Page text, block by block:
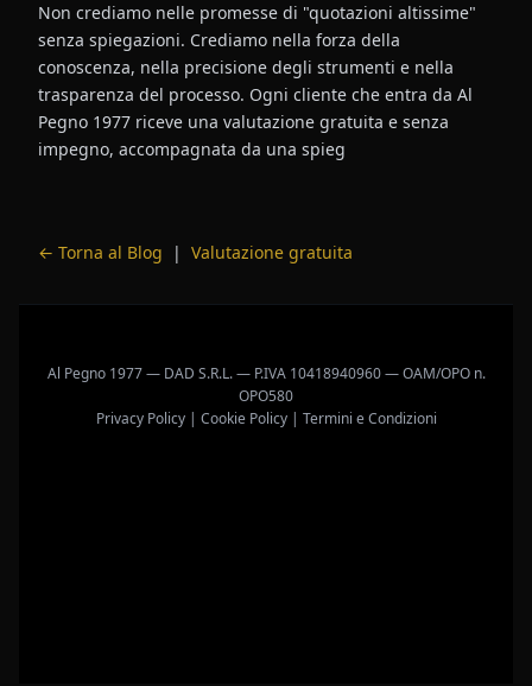
Non crediamo nelle promesse di "quotazioni altissime"
senza spiegazioni. Crediamo nella forza della
conoscenza, nella precisione degli strumenti e nella
trasparenza del processo. Ogni cliente che entra da Al
Pegno 1977 riceve una valutazione gratuita e senza
impegno, accompagnata da una spieg
← Torna al Blog | Valutazione gratuita
Al Pegno 1977 — DAD S.R.L. — P.IVA 10418940960 — OAM/OPO n.
OPO580
Privacy Policy| Cookie Policy| Termini e Condizioni